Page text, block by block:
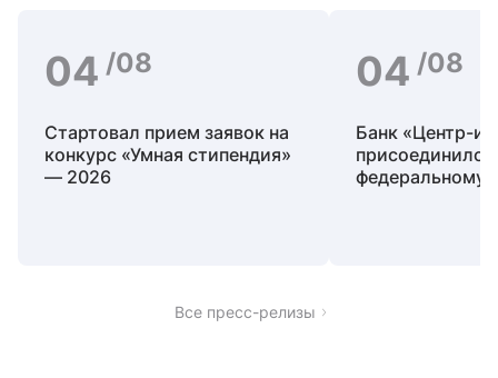
Все пресс-релизы
04 /08
Стартовал прием заявок на
конкурс «Умная стипендия»
― 2026
04 /08
Банк «Центр-
присоединился
федеральному